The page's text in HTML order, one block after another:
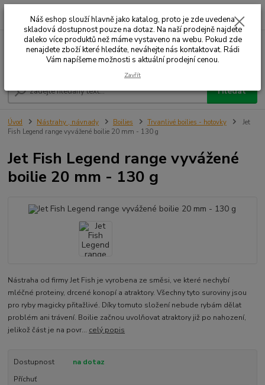
Menu
Hledat
+420 732 707 573 za
Úvod Nástrahy , návnady Boilies Trvanlivé boilies - hotovky
Jet
Fish Legend range vyvážené boilie 20 mm - 130 g
Jet Fish Legend range vyvážené
boilie 20 mm - 130 g
Nástraha od firmy Jet Fish je vyrobena ze směsi, ve které nechybí
mléčné proteiny, drcené konopí a atraktory. Všechny tyto suroviny jsou
pro ryby magicky přitažlivé. Díky tomuto složení nebude rybám dělat
problém ani trávení. Boilie začnou uvolňovat atraktory již po nahození,
jelikož část je na povr... celý popis
Dostupnost
na dotaz
Příchuť
Náš eshop slouží hlavně jako katalog, proto je zde uvedena
skladová dostupnost pouze na dotaz. Na naší prodejně najdete
daleko více produktů než máme vystaveno na webu. Pokud zde
nenajdete zboží které hledáte, neváhejte nás kontaktovat. Rádi
Vám napíšeme možnosti s aktuální prodejní cenou.
Zavřít